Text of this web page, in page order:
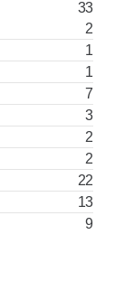
33
2
1
1
7
3
2
2
22
13
9